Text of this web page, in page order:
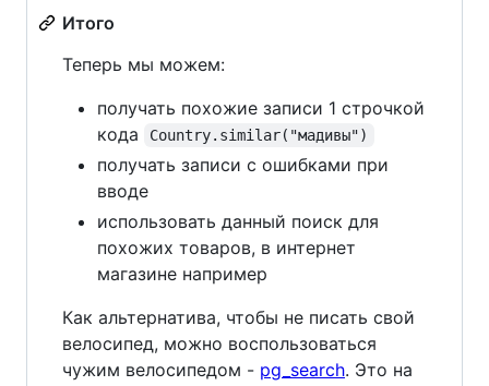
Итого
Теперь мы можем:
получать похожие записи 1 строчкой
кода
Country.similar("мадивы")
получать записи с ошибками при
вводе
использовать данный поиск для
похожих товаров, в интернет
магазине например
Как альтернатива, чтобы не писать свой
велосипед, можно воспользоваться
чужим велосипедом - pg_search. Это на